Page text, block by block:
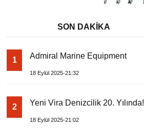
SON DAKİKA
1 Admiral Marine Equipment
18 Eylül 2025-21:32
2 Yeni Vira Denizcilik 20. Yılında!
18 Eylül 2025-21:02